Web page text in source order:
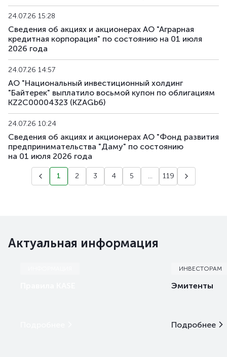
24.07.26 15:28
Сведения об акциях и акционерах АО "Аграрная
кредитная корпорация" по состоянию на 01 июля
2026 года
24.07.26 14:57
АО "Национальный инвестиционный холдинг
"Байтерек" выплатило восьмой купон по облигациям
KZ2C00004323 (KZAGb6)
24.07.26 10:24
Сведения об акциях и акционерах АО "Фонд развития
предпринимательства "Даму" по состоянию
на 01 июля 2026 года
1 2 3 4 5 ... 119
Актуальная информация
ИНВЕСТОРАМ
Эмитенты
Подробнее